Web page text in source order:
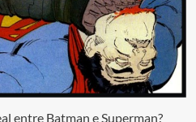
entre Batman e Superman?